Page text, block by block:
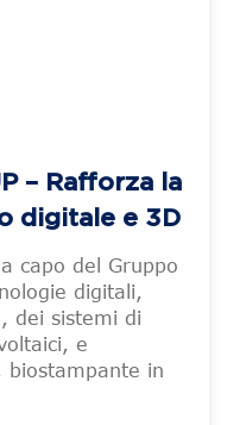
– Rafforza la
digitale e 3D
capo del Gruppo
digitali,
dei sistemi di
e
biostampante in